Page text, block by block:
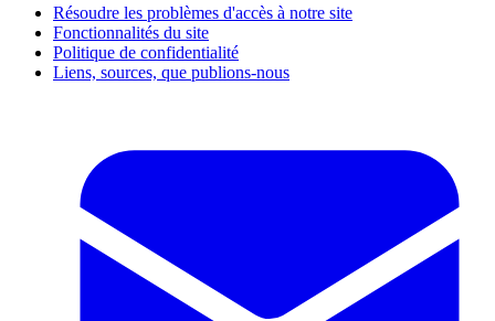
Résoudre les problèmes d'accès à notre site
Fonctionnalités du site
Politique de confidentialité
Liens, sources, que publions-nous